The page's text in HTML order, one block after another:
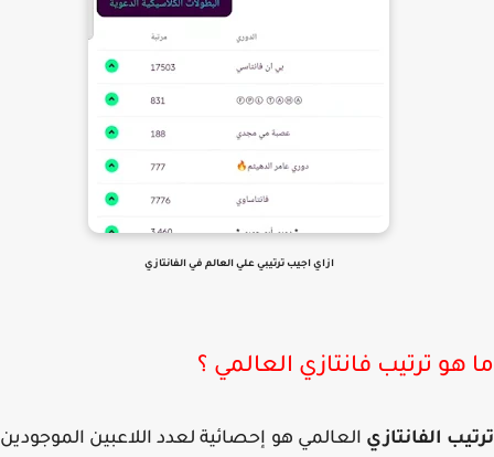
ازاي اجيب ترتيبي علي العالم في الفانتازي
هو ترتيب فانتازي العالمي ؟
الفانتازيالعالمي هو إحصائية لعدد اللاعبين الموجودين